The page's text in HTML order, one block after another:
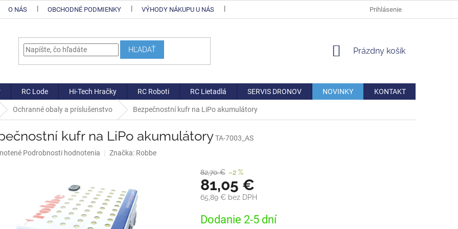
O NÁS OBCHODNÉ PODMIENKY VÝHODY NÁKUPU U NÁS AKO REKLAMOVAŤ/VRÁTIŤ
Prihlásenie
HĽADAŤ
NÁKUPNÝ
Prázdny košík
RC Lode Hi-Tech Hračky RC Roboti RC Lietadlá SERVIS DRONOV NOVINKY KONTAKT
Ochranné obaly a príslušenstvo Bezpečnostní kufr na LiPo akumulátory
kufr na LiPo akumulátoryTA-7003_AS
Podrobnosti hodnotenia Značka: Robbe
82,70 € –2 %
81,05 €
65,89 € bez DPH
cena:
Dodanie 2-5 dní